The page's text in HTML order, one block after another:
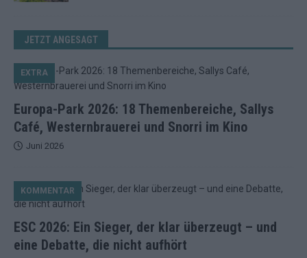
JETZT ANGESAGT
Europa-Park 2026: 18 Themenbereiche, Sallys
Café, Westernbrauerei und Snorri im Kino
EXTRA
Juni 2026
ESC 2026: Ein Sieger, der klar überzeugt – und
eine Debatte, die nicht aufhört
KOMMENTAR